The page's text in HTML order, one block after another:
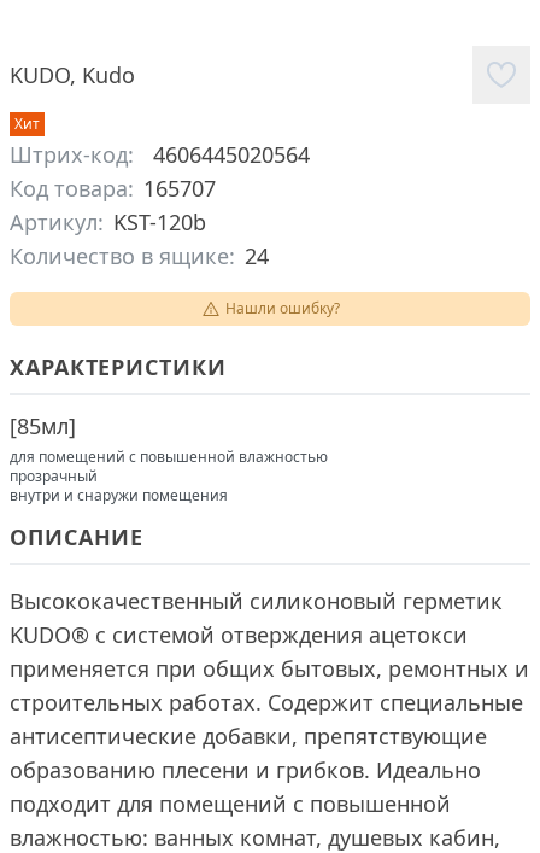
KUDO, Kudo
Хит
Штрих-код:
4606445020564
Код товара: 165707
Артикул: KST-120b
Количество в ящике: 24
Нашли ошибку?
ХАРАКТЕРИСТИКИ
[85мл]
для помещений с повышенной влажностью
прозрачный
внутри и снаружи помещения
ОПИСАНИЕ
Высококачественный силиконовый герметик
KUDO® с системой отверждения ацетокси
применяется при общих бытовых, ремонтных и
строительных работах. Cодержит специальные
антисептические добавки, препятствующие
образованию плесени и грибков. Идеально
подходит для помещений с повышенной
влажностью: ванных комнат, душевых кабин,